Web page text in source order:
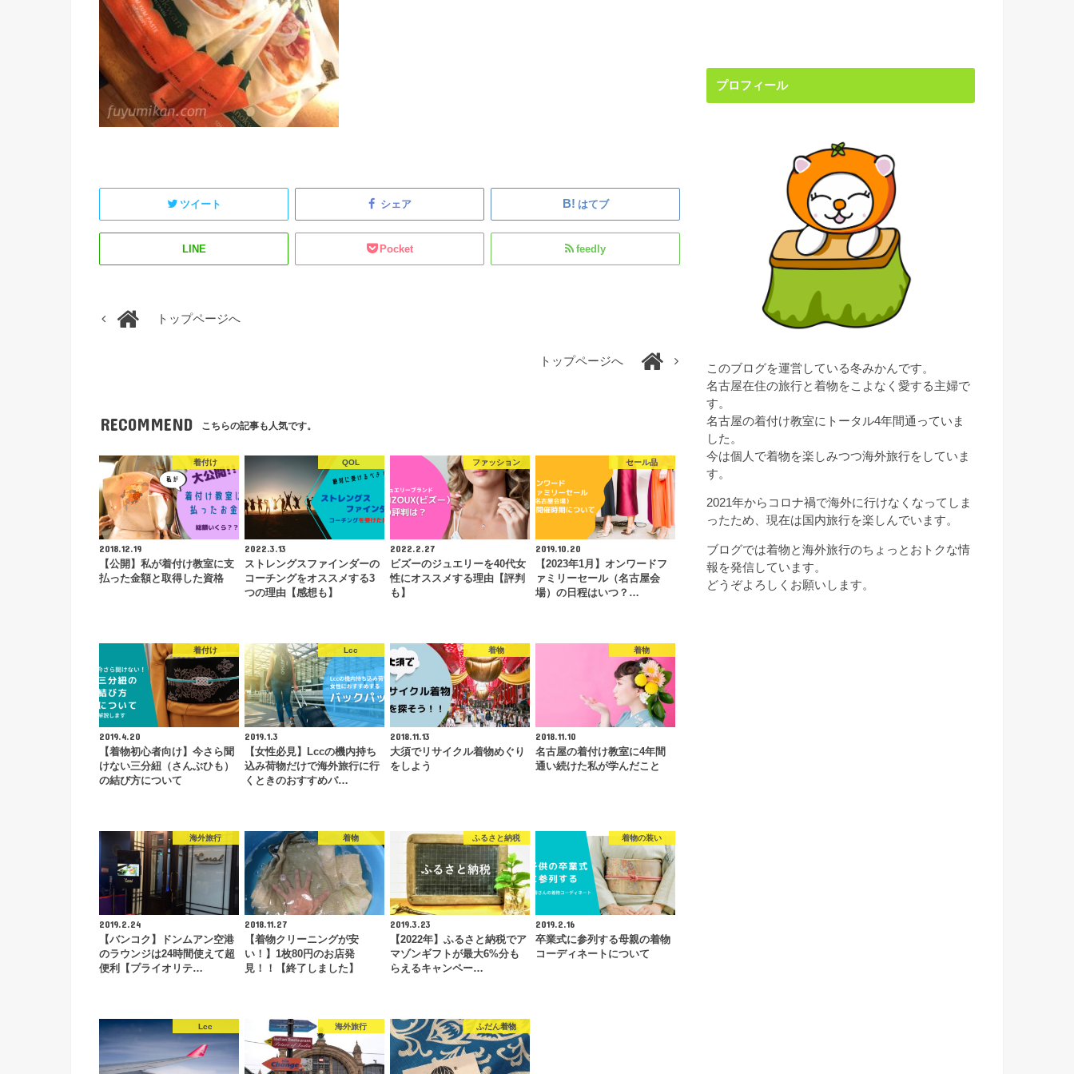
ツイート シェア はてブ
LINE Pocket feedly
トップページへ
トップページへ
RECOMMEND こちらの記事も人気です。
着付け
2018.12.19
【公開】私が着付け教室に支
払った金額と取得した資格
QOL
2022.3.13
ストレングスファインダーの
コーチングをオススメする3
つの理由【感想も】
ファッション
2022.2.27
ビズーのジュエリーを40代女
性にオススメする理由【評判
も】
セール品
2019.10.20
【2023年1月】オンワードフ
ァミリーセール（名古屋会
場）の日程はいつ？…
着付け
2019.4.20
【着物初心者向け】今さら聞
けない三分紐（さんぶひも）
の結び方について
Lcc
2019.1.3
【女性必見】Lccの機内持ち
込み荷物だけで海外旅行に行
くときのおすすめバ…
着物
2018.11.13
大須でリサイクル着物めぐり
をしよう
着物
2018.11.10
名古屋の着付け教室に4年間
通い続けた私が学んだこと
海外旅行
2019.2.24
【バンコク】ドンムアン空港
のラウンジは24時間使えて超
便利【プライオリテ…
着物
2018.11.27
【着物クリーニングが安
い！】1枚80円のお店発
見！！【終了しました】
ふるさと納税
2019.3.23
【2022年】ふるさと納税でア
マゾンギフトが最大6%分も
らえるキャンペー…
着物の装い
2019.2.16
卒業式に参列する母親の着物
コーディネートについて
Lcc 海外旅行 ふだん着物
プロフィール
このブログを運営している冬みかんです。
名古屋在住の旅行と着物をこよなく愛する主婦で
す。
名古屋の着付け教室にトータル4年間通っていま
した。
今は個人で着物を楽しみつつ海外旅行をしていま
す。
2021年からコロナ禍で海外に行けなくなってしま
ったため、現在は国内旅行を楽しんでいます。
ブログでは着物と海外旅行のちょっとおトクな情
報を発信しています。
どうぞよろしくお願いします。